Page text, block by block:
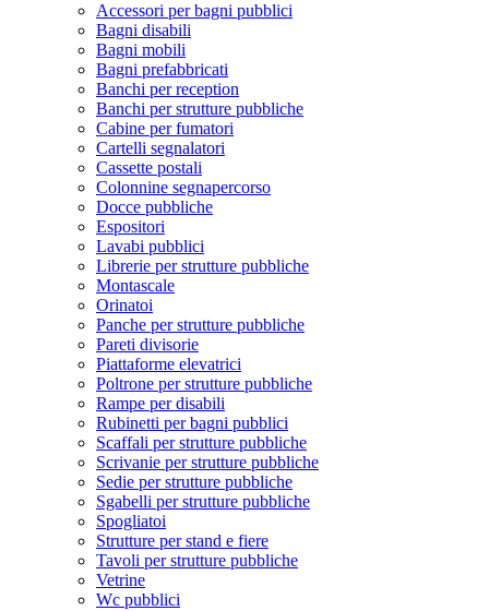
Accessori per bagni pubblici
Bagni disabili
Bagni mobili
Bagni prefabbricati
Banchi per reception
Banchi per strutture pubbliche
Cabine per fumatori
Cartelli segnalatori
Cassette postali
Colonnine segnapercorso
Docce pubbliche
Espositori
Lavabi pubblici
Librerie per strutture pubbliche
Montascale
Orinatoi
Panche per strutture pubbliche
Pareti divisorie
Piattaforme elevatrici
Poltrone per strutture pubbliche
Rampe per disabili
Rubinetti per bagni pubblici
Scaffali per strutture pubbliche
Scrivanie per strutture pubbliche
Sedie per strutture pubbliche
Sgabelli per strutture pubbliche
Spogliatoi
Strutture per stand e fiere
Tavoli per strutture pubbliche
Vetrine
Wc pubblici